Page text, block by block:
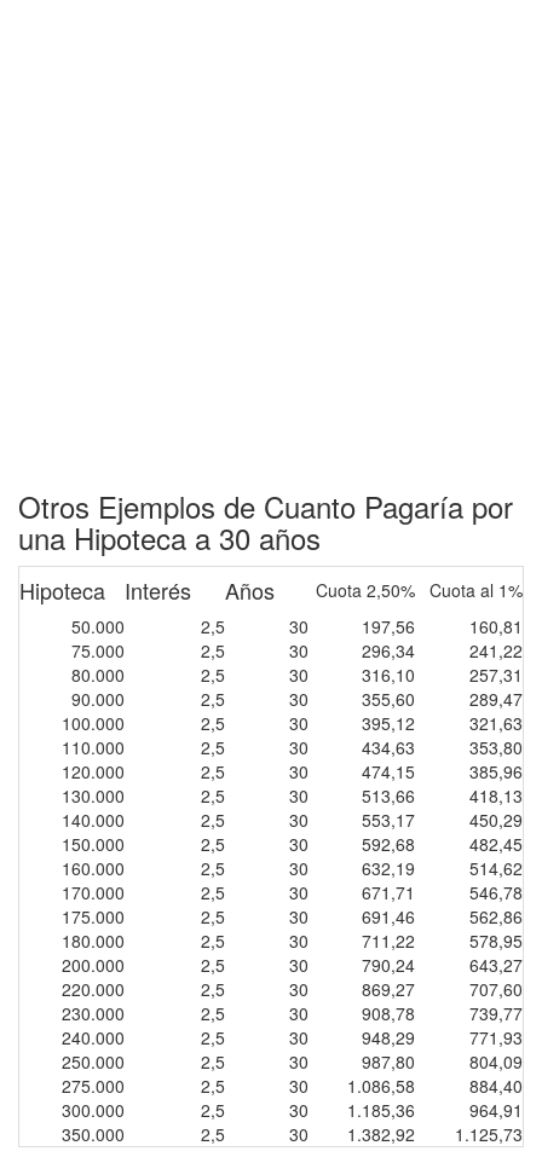
Otros Ejemplos de Cuanto Pagaría por
una Hipoteca a 30 años
Hipoteca Interés Años Cuota 2,50% Cuota al 1%
50.000
2,5 30 197,56
160,81
75.000
2,5 30 296,34
241,22
80.000
2,5 30 316,10
257,31
90.000
2,5 30 355,60
289,47
100.000
2,5 30 395,12
321,63
110.000
2,5 30 434,63
353,80
120.000
2,5 30 474,15
385,96
130.000
2,5 30 513,66
418,13
140.000
2,5 30 553,17
450,29
150.000
2,5 30 592,68
482,45
160.000
2,5 30 632,19
514,62
170.000
2,5 30 671,71
546,78
175.000
2,5 30 691,46
562,86
180.000
2,5 30 711,22
578,95
200.000
2,5 30 790,24
643,27
220.000
2,5 30 869,27
707,60
230.000
2,5 30 908,78
739,77
240.000
2,5 30 948,29
771,93
250.000
2,5 30 987,80
804,09
275.000
2,5 30 1.086,58
884,40
300.000
2,5 30 1.185,36
964,91
350.000
2,5 30 1.382,92 1.125,73